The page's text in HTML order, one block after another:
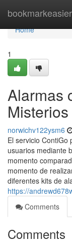
bookmarkeasier
Home
Home
1
Alarmas
Misterios
norwichv122ysm6
El servicio
usuarios mediante
momento
momento de
diferentes kits de
https://
Comments
Comments